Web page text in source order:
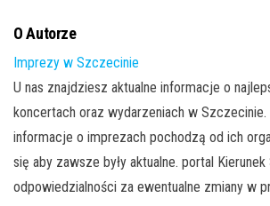
O Autorze
Imprezy w Szczecinie
U nas znajdziesz aktualne informacje o
koncertach oraz wydarzeniach w
informacje o imprezach pochodzą od ich
się aby zawsze były aktualne. portal
odpowiedzialności za ewentualne zmiany w